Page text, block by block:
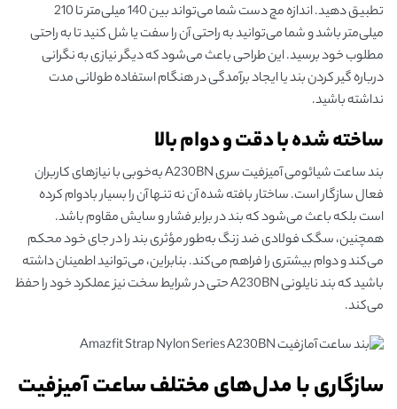
تطبیق دهید. اندازه مچ دست شما می‌تواند بین 140 میلی‌متر تا 210
میلی‌متر باشد و شما می‌توانید به راحتی آن را سفت یا شل کنید تا به راحتی
مطلوب خود برسید. این طراحی باعث می‌شود که دیگر نیازی به نگرانی
درباره گیر کردن بند یا ایجاد برآمدگی در هنگام استفاده طولانی مدت
نداشته باشید.
ساخته شده با دقت و دوام بالا
بند ساعت‌ شیائومی آمیزفیت سری A230BN به‌خوبی با نیازهای کاربران
فعال سازگار است. ساختار بافته شده آن نه تنها آن را بسیار بادوام کرده
است بلکه باعث می‌شود که بند در برابر فشار و سایش مقاوم باشد.
همچنین، سگک فولادی ضد زنگ به‌طور مؤثری بند را در جای خود محکم
می‌کند و دوام بیشتری را فراهم می‌کند. بنابراین، می‌توانید اطمینان داشته
باشید که بند نایلونی A230BN حتی در شرایط سخت نیز عملکرد خود را حفظ
می‌کند.
سازگاری با مدل‌های مختلف ساعت آمیزفیت